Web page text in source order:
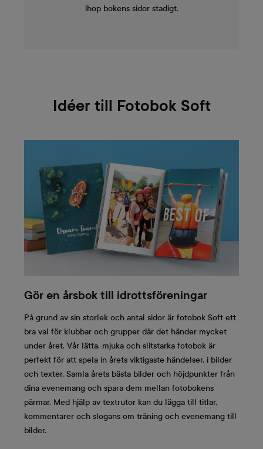
ihop bokens sidor stadigt.
Idéer till Fotobok Soft
Gör en årsbok till idrottsföreningar
På grund av sin storlek och antal sidor är fotobok Soft ett
bra val för klubbar och grupper där det händer mycket
under året. Vår lätta, mjuka och slitstarka fotobok är
perfekt för att spela in årets viktigaste händelser, i bilder
och texter. Samla årets bästa bilder och höjdpunkter från
dina evenemang och spara dem mellan fotobokens
pärmar. Med hjälp av textrutor kan du lägga till titlar,
kommentarer och slogans om träning och evenemang till
bilder.